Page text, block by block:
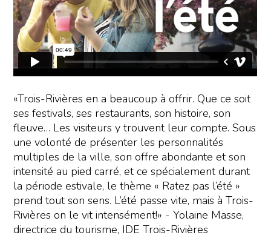
«Trois-Rivières en a beaucoup à offrir. Que ce soit
ses festivals, ses restaurants, son histoire, son
fleuve… Les visiteurs y trouvent leur compte. Sous
une volonté de présenter les personnalités
multiples de la ville, son offre abondante et son
intensité au pied carré, et ce spécialement durant
la période estivale, le thème « Ratez pas l’été »
prend tout son sens. L’été passe vite, mais à Trois-
Rivières on le vit intensément!» - Yolaine Masse,
directrice du tourisme, IDE Trois-Rivières